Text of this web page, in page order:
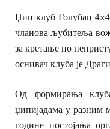
Џип клуб Голубац
чланова љубитеља
за кретање по
оснивач клуба је
Од формирања
џипијадама у разним
године постојања